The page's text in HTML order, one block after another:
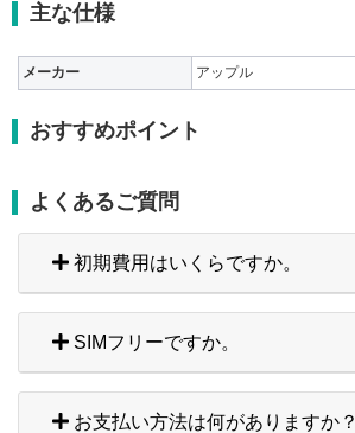
主な仕様
メーカー アップル
おすすめポイント
よくあるご質問
初期費用はいくらですか。
SIMフリーですか。
お支払い方法は何がありますか？